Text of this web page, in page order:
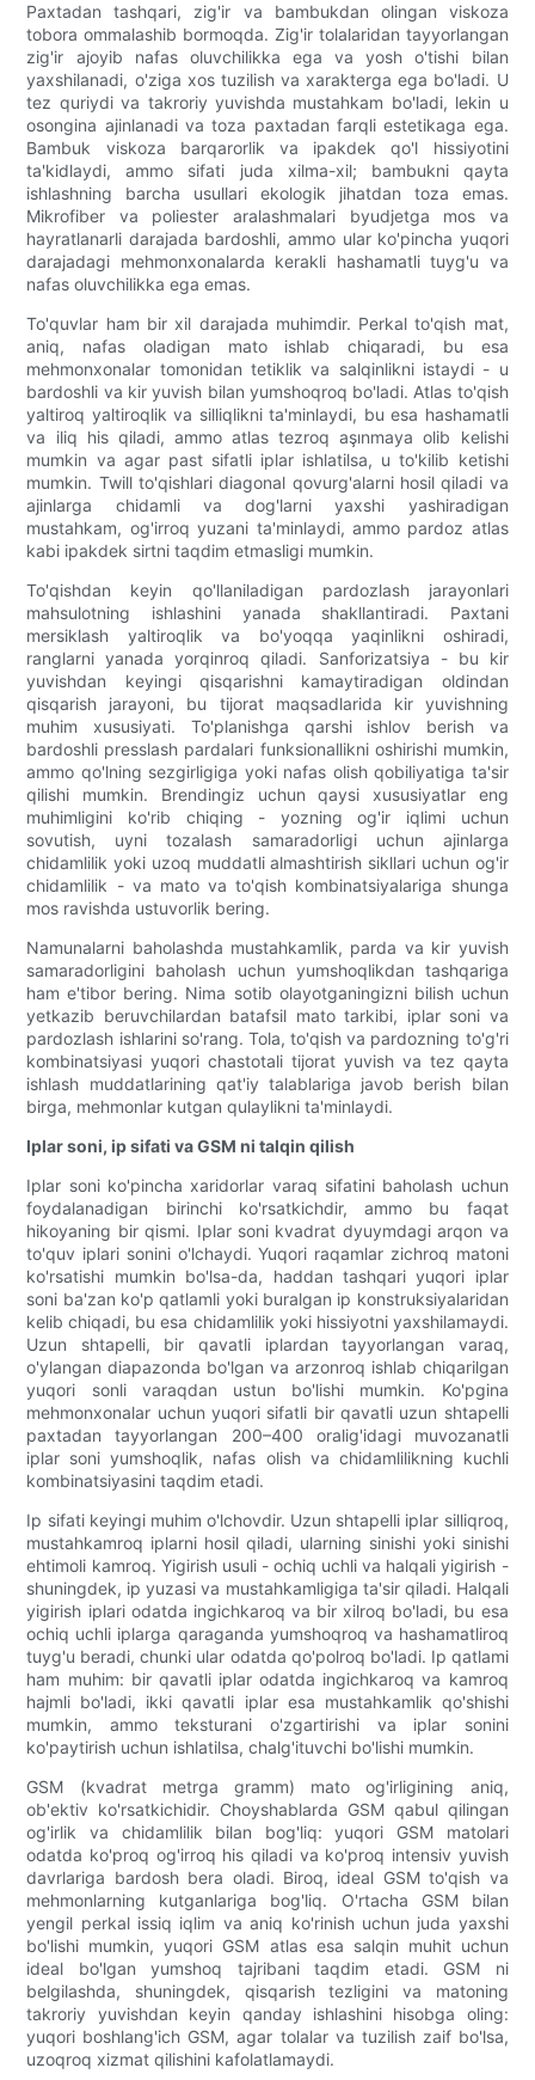
Paxtadan tashqari, zig'ir va bambukdan olingan viskoza
tobora ommalashib bormoqda. Zig'ir tolalaridan tayyorlangan
zig'ir ajoyib nafas oluvchilikka ega va yosh o'tishi bilan
yaxshilanadi, o'ziga xos tuzilish va xarakterga ega bo'ladi. U
tez quriydi va takroriy yuvishda mustahkam bo'ladi, lekin u
osongina ajinlanadi va toza paxtadan farqli estetikaga ega.
Bambuk viskoza barqarorlik va ipakdek qo'l hissiyotini
ta'kidlaydi, ammo sifati juda xilma-xil; bambukni qayta
ishlashning barcha usullari ekologik jihatdan toza emas.
Mikrofiber va poliester aralashmalari byudjetga mos va
hayratlanarli darajada bardoshli, ammo ular ko'pincha yuqori
darajadagi mehmonxonalarda kerakli hashamatli tuyg'u va
nafas oluvchilikka ega emas.
To'quvlar ham bir xil darajada muhimdir. Perkal to'qish mat,
aniq, nafas oladigan mato ishlab chiqaradi, bu esa
mehmonxonalar tomonidan tetiklik va salqinlikni istaydi - u
bardoshli va kir yuvish bilan yumshoqroq bo'ladi. Atlas to'qish
yaltiroq yaltiroqlik va silliqlikni ta'minlaydi, bu esa hashamatli
va iliq his qiladi, ammo atlas tezroq aşınmaya olib kelishi
mumkin va agar past sifatli iplar ishlatilsa, u to'kilib ketishi
mumkin. Twill to'qishlari diagonal qovurg'alarni hosil qiladi va
ajinlarga chidamli va dog'larni yaxshi yashiradigan
mustahkam, og'irroq yuzani ta'minlaydi, ammo pardoz atlas
kabi ipakdek sirtni taqdim etmasligi mumkin.
To'qishdan keyin qo'llaniladigan pardozlash jarayonlari
mahsulotning ishlashini yanada shakllantiradi. Paxtani
mersiklash yaltiroqlik va bo'yoqqa yaqinlikni oshiradi,
ranglarni yanada yorqinroq qiladi. Sanforizatsiya - bu kir
yuvishdan keyingi qisqarishni kamaytiradigan oldindan
qisqarish jarayoni, bu tijorat maqsadlarida kir yuvishning
muhim xususiyati. To'planishga qarshi ishlov berish va
bardoshli presslash pardalari funksionallikni oshirishi mumkin,
ammo qo'lning sezgirligiga yoki nafas olish qobiliyatiga ta'sir
qilishi mumkin. Brendingiz uchun qaysi xususiyatlar eng
muhimligini ko'rib chiqing - yozning og'ir iqlimi uchun
sovutish, uyni tozalash samaradorligi uchun ajinlarga
chidamlilik yoki uzoq muddatli almashtirish sikllari uchun og'ir
chidamlilik - va mato va to'qish kombinatsiyalariga shunga
mos ravishda ustuvorlik bering.
Namunalarni baholashda mustahkamlik, parda va kir yuvish
samaradorligini baholash uchun yumshoqlikdan tashqariga
ham e'tibor bering. Nima sotib olayotganingizni bilish uchun
yetkazib beruvchilardan batafsil mato tarkibi, iplar soni va
pardozlash ishlarini so'rang. Tola, to'qish va pardozning to'g'ri
kombinatsiyasi yuqori chastotali tijorat yuvish va tez qayta
ishlash muddatlarining qat'iy talablariga javob berish bilan
birga, mehmonlar kutgan qulaylikni ta'minlaydi.
Iplar soni, ip sifati va GSM ni talqin qilish
Iplar soni ko'pincha xaridorlar varaq sifatini baholash uchun
foydalanadigan birinchi ko'rsatkichdir, ammo bu faqat
hikoyaning bir qismi. Iplar soni kvadrat dyuymdagi arqon va
to'quv iplari sonini o'lchaydi. Yuqori raqamlar zichroq matoni
ko'rsatishi mumkin bo'lsa-da, haddan tashqari yuqori iplar
soni ba'zan ko'p qatlamli yoki buralgan ip konstruksiyalaridan
kelib chiqadi, bu esa chidamlilik yoki hissiyotni yaxshilamaydi.
Uzun shtapelli, bir qavatli iplardan tayyorlangan varaq,
o'ylangan diapazonda bo'lgan va arzonroq ishlab chiqarilgan
yuqori sonli varaqdan ustun bo'lishi mumkin. Ko'pgina
mehmonxonalar uchun yuqori sifatli bir qavatli uzun shtapelli
paxtadan tayyorlangan 200–400 oralig'idagi muvozanatli
iplar soni yumshoqlik, nafas olish va chidamlilikning kuchli
kombinatsiyasini taqdim etadi.
Ip sifati keyingi muhim o'lchovdir. Uzun shtapelli iplar silliqroq,
mustahkamroq iplarni hosil qiladi, ularning sinishi yoki sinishi
ehtimoli kamroq. Yigirish usuli - ochiq uchli va halqali yigirish -
shuningdek, ip yuzasi va mustahkamligiga ta'sir qiladi. Halqali
yigirish iplari odatda ingichkaroq va bir xilroq bo'ladi, bu esa
ochiq uchli iplarga qaraganda yumshoqroq va hashamatliroq
tuyg'u beradi, chunki ular odatda qo'polroq bo'ladi. Ip qatlami
ham muhim: bir qavatli iplar odatda ingichkaroq va kamroq
hajmli bo'ladi, ikki qavatli iplar esa mustahkamlik qo'shishi
mumkin, ammo teksturani o'zgartirishi va iplar sonini
ko'paytirish uchun ishlatilsa, chalg'ituvchi bo'lishi mumkin.
GSM (kvadrat metrga gramm) mato og'irligining aniq,
ob'ektiv ko'rsatkichidir. Choyshablarda GSM qabul qilingan
og'irlik va chidamlilik bilan bog'liq: yuqori GSM matolari
odatda ko'proq og'irroq his qiladi va ko'proq intensiv yuvish
davrlariga bardosh bera oladi. Biroq, ideal GSM to'qish va
mehmonlarning kutganlariga bog'liq. O'rtacha GSM bilan
yengil perkal issiq iqlim va aniq ko'rinish uchun juda yaxshi
bo'lishi mumkin, yuqori GSM atlas esa salqin muhit uchun
ideal bo'lgan yumshoq tajribani taqdim etadi. GSM ni
belgilashda, shuningdek, qisqarish tezligini va matoning
takroriy yuvishdan keyin qanday ishlashini hisobga oling:
yuqori boshlang'ich GSM, agar tolalar va tuzilish zaif bo'lsa,
uzoqroq xizmat qilishini kafolatlamaydi.